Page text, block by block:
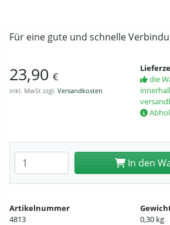
Für eine gute und schnelle
23,90 €
inkl. MwSt zzgl. Versandkosten
die
Anzahl eingeben In den
Artikelnummer
4813
0,30 kg